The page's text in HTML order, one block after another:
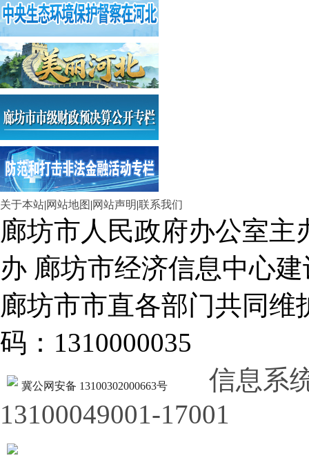
关于本站|网站地图 |网站声明|联系我们
廊坊市人民政府办公室
办 廊坊市经济信息中心建
廊坊市市直各部门共同
码：1310000035
冀公网安备 13100302000663号
信息系
13100049001-17001